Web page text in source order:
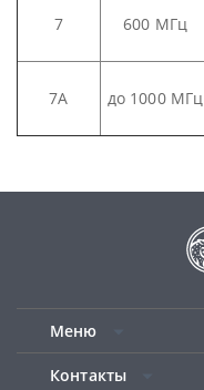
7 600 МГц
7А до 1000 МГц
Меню
Контакты